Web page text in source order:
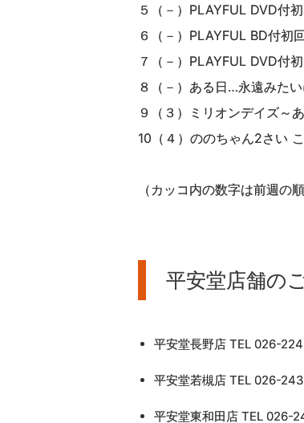
５（－）PLAYFUL DVD付
６（－）PLAYFUL BD付初
７（－）PLAYFUL DVD付
８（－）ある日…永遠みたい
９（３）ミリオンデイズ～
10（４）ののちゃん2さい
（カッコ内の数字は前週の順
平安堂店舗の
平安堂長野店 TEL 026-
平安堂若槻店 TEL 026-
平安堂東和田店 TEL 026-